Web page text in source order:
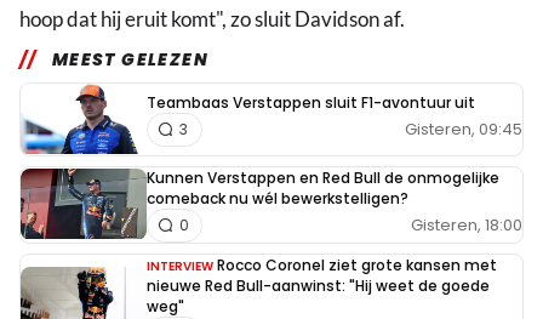
hoop dat hij eruit komt", zo sluit Davidson af.
MEEST GELEZEN
Teambaas Verstappen sluit F1-avontuur uit
Gisteren, 09:45
3
Kunnen Verstappen en Red Bull de onmogelijke
comeback nu wél bewerkstelligen?
Gisteren, 18:00
0
INTERVIEW Rocco Coronel ziet grote kansen met
nieuwe Red Bull-aanwinst: "Hij weet de goede
weg"